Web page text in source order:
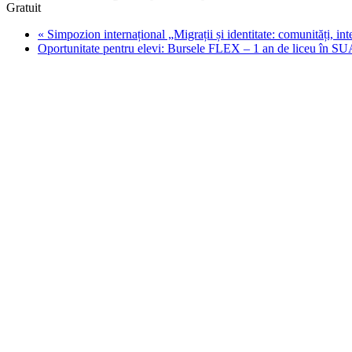
Gratuit
« Simpozion internațional „Migrații și identitate: comunități,
Oportunitate pentru elevi: Bursele FLEX – 1 an de liceu în